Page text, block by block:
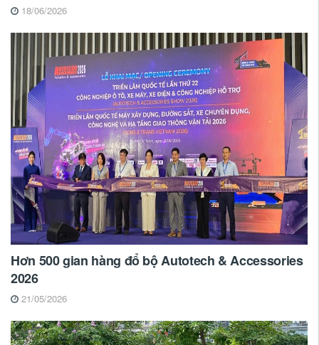
18/06/2026
Hơn 500 gian hàng đổ bộ Autotech & Accessories
2026
21/05/2026